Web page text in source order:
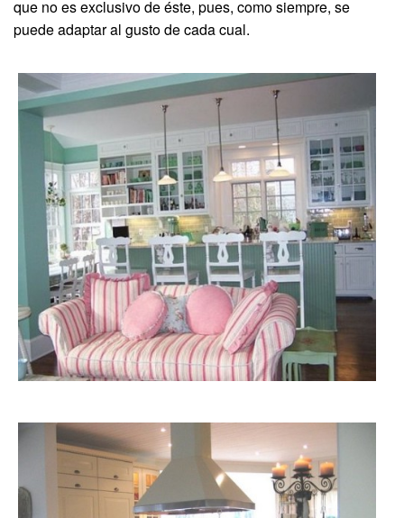
que no es exclusivo de éste, pues, como siempre, se
puede adaptar al gusto de cada cual.